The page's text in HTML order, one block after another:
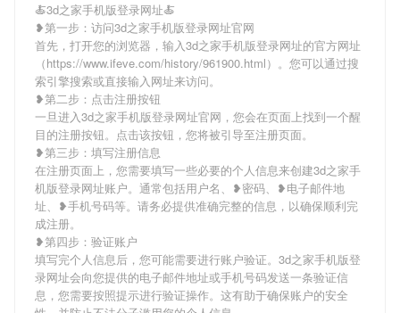
🍝3d之家手机版登录网址🍝
❥第一步：访问3d之家手机版登录网址官网
首先，打开您的浏览器，输入3d之家手机版登录网址的官方网址
（https://www.ifeve.com/history/961900.html）。您可以通过搜
索引擎搜索或直接输入网址来访问。
❥第二步：点击注册按钮
一旦进入3d之家手机版登录网址官网，您会在页面上找到一个醒
目的注册按钮。点击该按钮，您将被引导至注册页面。
❥第三步：填写注册信息
在注册页面上，您需要填写一些必要的个人信息来创建3d之家手
机版登录网址账户。通常包括用户名、❥密码、❥电子邮件地
址、❥手机号码等。请务必提供准确完整的信息，以确保顺利完
成注册。
❥第四步：验证账户
填写完个人信息后，您可能需要进行账户验证。3d之家手机版登
录网址会向您提供的电子邮件地址或手机号码发送一条验证信
息，您需要按照提示进行验证操作。这有助于确保账户的安全